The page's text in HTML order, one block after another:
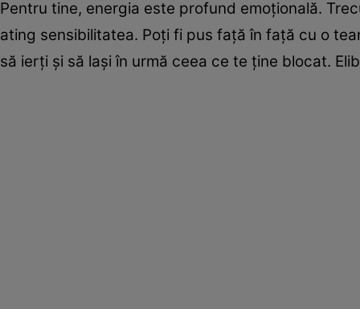
Pentru tine, energia este profund emoțională.
ating sensibilitatea. Poți fi pus față în față cu o
să ierți și să lași în urmă ceea ce te ține blocat.